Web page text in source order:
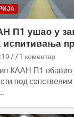
П1 ушао у
1 коментар
КААН П1 обавио
под